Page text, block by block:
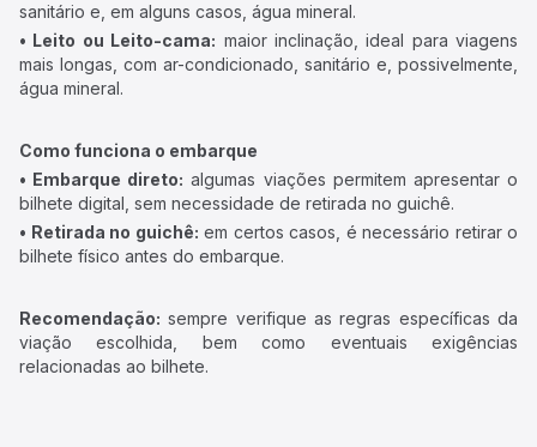
sanitário e, em alguns casos, água mineral.
• Leito ou Leito-cama: maior inclinação, ideal para viagens
mais longas, com ar-condicionado, sanitário e, possivelmente,
água mineral.
Como funciona o embarque
• Embarque direto: algumas viações permitem apresentar o
bilhete digital, sem necessidade de retirada no guichê.
• Retirada no guichê: em certos casos, é necessário retirar o
bilhete físico antes do embarque.
Recomendação: sempre verifique as regras específicas da
viação escolhida, bem como eventuais exigências
relacionadas ao bilhete.